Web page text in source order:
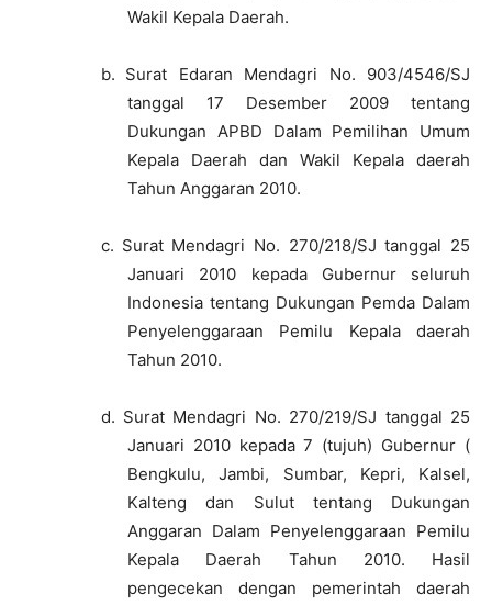
Wakil Kepala Daerah.
b. Surat Edaran Mendagri No. 903/4546/SJ
tanggal 17 Desember 2009 tentang
Dukungan APBD Dalam Pemilihan Umum
Kepala Daerah dan Wakil Kepala daerah
Tahun Anggaran 2010.
c. Surat Mendagri No. 270/218/SJ tanggal 25
Januari 2010 kepada Gubernur seluruh
Indonesia tentang Dukungan Pemda Dalam
Penyelenggaraan Pemilu Kepala daerah
Tahun 2010.
d. Surat Mendagri No. 270/219/SJ tanggal 25
Januari 2010 kepada 7 (tujuh) Gubernur (
Bengkulu, Jambi, Sumbar, Kepri, Kalsel,
Kalteng dan Sulut tentang Dukungan
Anggaran Dalam Penyelenggaraan Pemilu
Kepala Daerah Tahun 2010. Hasil
pengecekan dengan pemerintah daerah